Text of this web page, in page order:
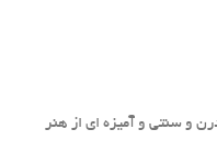
و سنتی و آمیزه ای از هنر